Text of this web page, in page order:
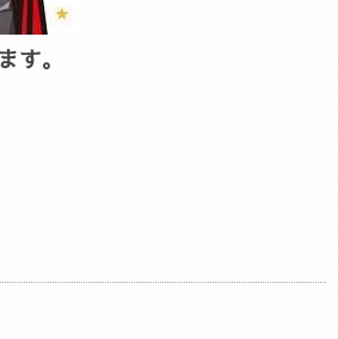
す。